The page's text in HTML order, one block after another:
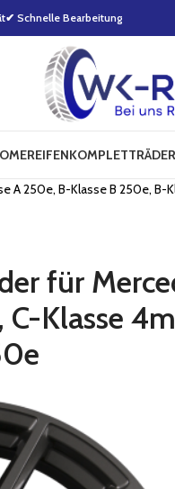
✔ Schnelle Bearbeitung
REIFENKOMPLETTRÄDER
250e, B-Klasse B 250e,
für
Klasse